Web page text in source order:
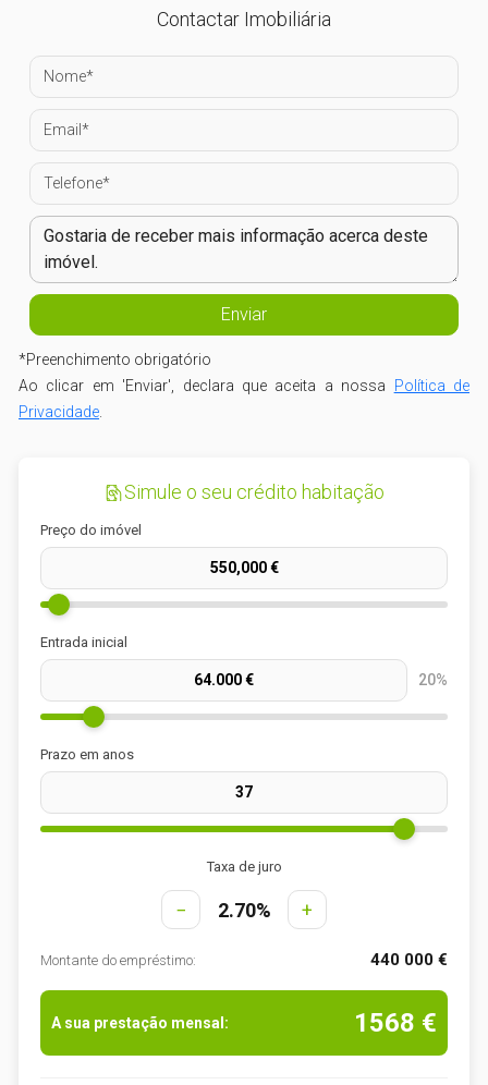
Contactar Imobiliária
*Preenchimento obrigatório
Ao clicar em 'Enviar', declara que aceita a nossa Política de
Privacidade.
Simule o seu crédito habitação
Preço do imóvel
Entrada inicial
20%
Prazo em anos
Taxa de juro
− 2.70% +
Montante do empréstimo: 440 000 €
A sua prestação mensal: 1568 €